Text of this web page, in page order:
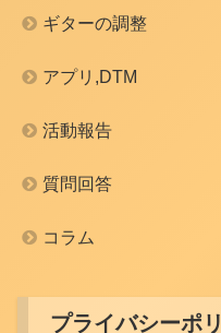
ギターの調整
アプリ,DTM
活動報告
質問回答
コラム
プライバシーポ